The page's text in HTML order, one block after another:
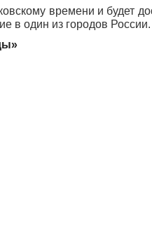
времени и будет
в один из городов России.